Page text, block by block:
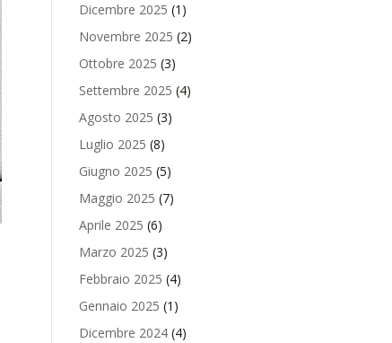
Dicembre 2025 (1)
Novembre 2025 (2)
Ottobre 2025 (3)
Settembre 2025 (4)
Agosto 2025 (3)
Luglio 2025 (8)
Giugno 2025 (5)
Maggio 2025 (7)
Aprile 2025 (6)
Marzo 2025 (3)
Febbraio 2025 (4)
Gennaio 2025 (1)
Dicembre 2024(4)